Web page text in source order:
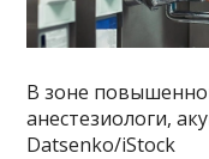
В зоне
анестезиологи,
Datsenko/iStock